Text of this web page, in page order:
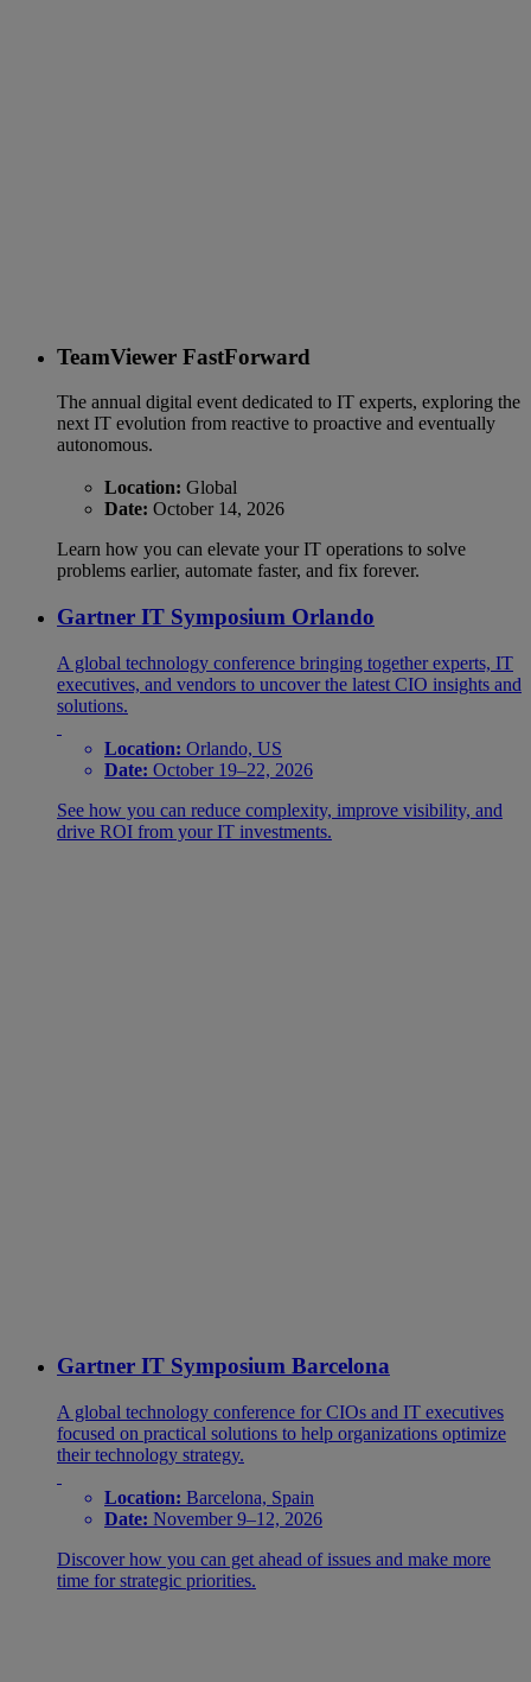
TeamViewer FastForward
The annual digital event dedicated to IT experts, exploring the
next IT evolution from reactive to proactive and eventually
autonomous.
Location: Global
Date: October 14, 2026
Learn how you can elevate your IT operations to solve
problems earlier, automate faster, and fix forever.
Gartner IT Symposium Orlando
A global technology conference bringing together experts, IT
executives, and vendors to uncover the latest CIO insights and
solutions.
Location: Orlando, US
Date: October 19–22, 2026
See how you can reduce complexity, improve visibility, and
drive ROI from your IT investments.
Gartner IT Symposium Barcelona
A global technology conference for CIOs and IT executives
focused on practical solutions to help organizations optimize
their technology strategy.
Location: Barcelona, Spain
Date: November 9–12, 2026
Discover how you can get ahead of issues and make more
time for strategic priorities.